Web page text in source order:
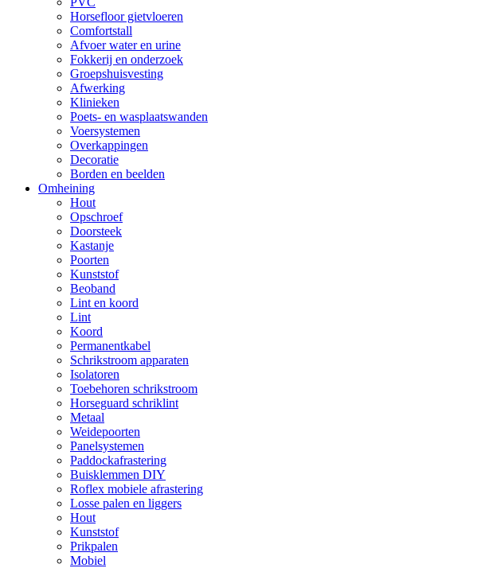
Horsefloor gietvloeren
Comfortstall
Afvoer water en urine
Fokkerij en onderzoek
Groepshuisvesting
Afwerking
Klinieken
Poets- en wasplaatswanden
Voersystemen
Overkappingen
Decoratie
Borden en beelden
Omheining
Hout
Opschroef
Doorsteek
Kastanje
Poorten
Kunststof
Beoband
Lint en koord
Lint
Koord
Permanentkabel
Schrikstroom apparaten
Isolatoren
Toebehoren schrikstroom
Horseguard schriklint
Metaal
Weidepoorten
Panelsystemen
Paddockafrastering
Buisklemmen DIY
Roflex mobiele afrastering
Losse palen en liggers
Hout
Kunststof
Prikpalen
Mobiel